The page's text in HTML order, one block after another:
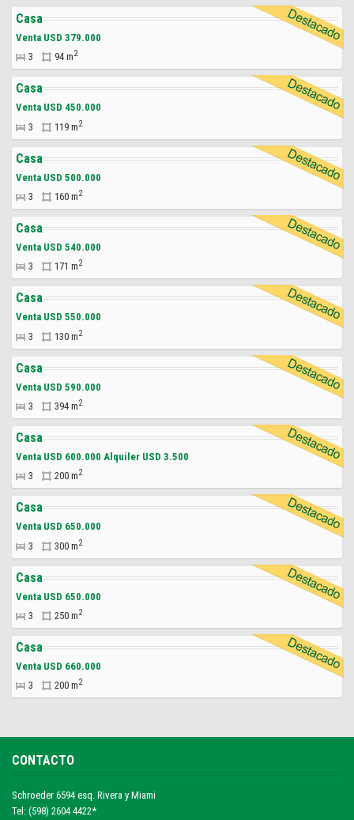
Casa
Venta USD 379.000
3
94 m2
Casa
Venta USD 450.000
3
119 m2
Casa
Venta USD 500.000
3
160 m2
Casa
Venta USD 540.000
3
171 m2
Casa
Venta USD 550.000
3
130 m2
Casa
Venta USD 590.000
3
394 m2
Casa
Venta USD 600.000 Alquiler USD 3.500
3
200 m2
Casa
Venta USD 650.000
3
300 m2
Casa
Venta USD 650.000
3
250 m2
Casa
Venta USD 660.000
3
200 m2
CONTACTO
Schroeder 6594 esq. Rivera y Miami
Tel: (598) 2604 4422*